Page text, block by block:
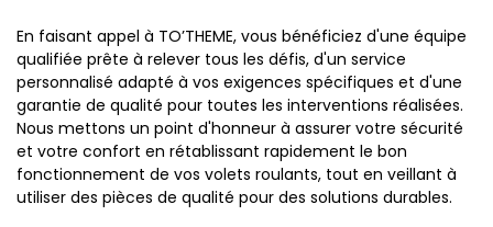
En faisant appel à TO’THEME, vous bénéficiez d'une équipe
qualifiée prête à relever tous les défis, d'un service
personnalisé adapté à vos exigences spécifiques et d'une
garantie de qualité pour toutes les interventions réalisées.
Nous mettons un point d'honneur à assurer votre sécurité
et votre confort en rétablissant rapidement le bon
fonctionnement de vos volets roulants, tout en veillant à
utiliser des pièces de qualité pour des solutions durables.